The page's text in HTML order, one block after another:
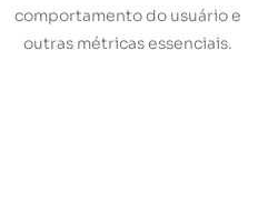
comportamento do usuário e
outras métricas essenciais.